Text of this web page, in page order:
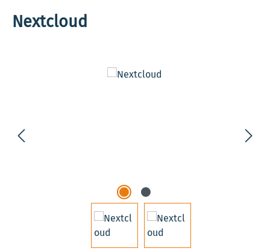
Nextcloud
Bildergalerie überspringen